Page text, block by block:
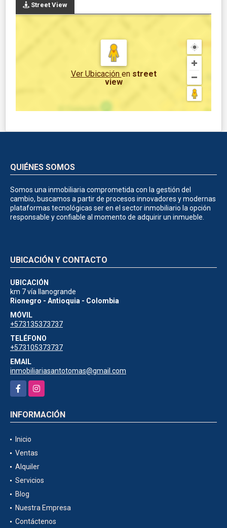
Street View
Ver Ubicación en street
view
QUIÉNES SOMOS
Somos una inmobiliaria comprometida con la gestión del
cambio, buscamos a partir de procesos innovadores y modernas
plataformas tecnológicas ser en el sector inmobiliario la opción
responsable y confiable al momento de adquirir un inmueble.
UBICACIÓN Y CONTACTO
UBICACIÓN
km 7 vía llanogrande
Rionegro - Antioquia - Colombia
MÓVIL
+573135373737
TELÉFONO
+573105373737
EMAIL
inmobiliariasantotomas@gmail.com
FacebookInstagram
INFORMACIÓN
Inicio
Ventas
Alquiler
Servicios
Blog
Nuestra Empresa
Contáctenos